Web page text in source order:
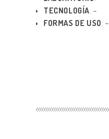
TECNOLOGÍA: –
FORMAS DE USO: –